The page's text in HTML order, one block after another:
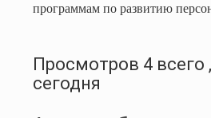
программам по развитию
Просмотров 4 всего
сегодня